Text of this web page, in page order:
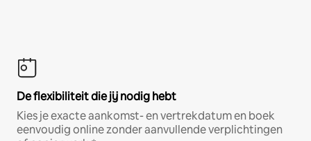
De flexibiliteit die jij nodig hebt
Kies je exacte aankomst- en vertrekdatum en boek
eenvoudig online zonder aanvullende verplichtingen